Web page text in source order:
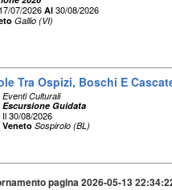
17/07/2026 Al 30/08/2026
Gallio (VI)
Tra Ospizi, Boschi E
Eventi Culturali
Escursione Guidata
Il 30/08/2026
Veneto Sospirolo (BL)
pagina 2026-05-13